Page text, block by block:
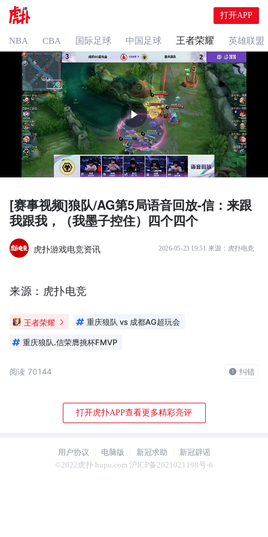
打开APP
NBA CBA 国际足球 中国足球 王者荣耀 英雄联盟
[赛事视频]狼队/AG第5局语音回放-信：来跟
我跟我，（我墨子控住）四个四个
虎扑游戏电竞资讯 2026-05-23 19:51 来源： 虎扑电竞
来源：虎扑电竞
王者荣耀 重庆狼队 vs 成都AG超玩会
重庆狼队.信荣膺挑杯FMVP
阅读 70144 纠错
打开虎扑APP查看更多精彩亮评
用户协议 电脑版 新冠求助
新冠辟谣
©2022虎扑 hupu.com 沪ICP备2021021198号-6